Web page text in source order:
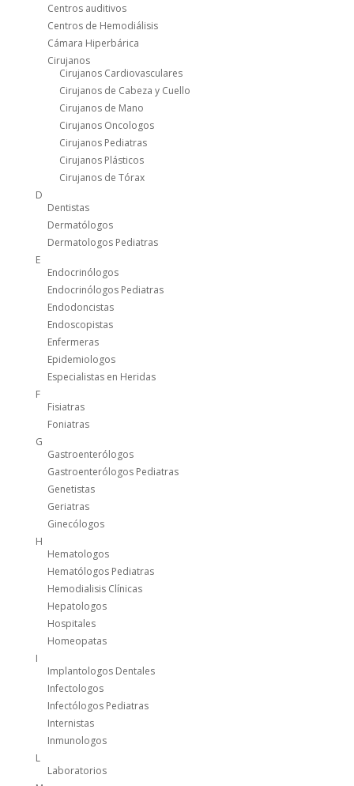
Centros auditivos
Centros de Hemodiálisis
Cámara Hiperbárica
Cirujanos
Cirujanos Cardiovasculares
Cirujanos de Cabeza y Cuello
Cirujanos de Mano
Cirujanos Oncologos
Cirujanos Pediatras
Cirujanos Plásticos
Cirujanos de Tórax
D
Dentistas
Dermatólogos
Dermatologos Pediatras
E
Endocrinólogos
Endocrinólogos Pediatras
Endodoncistas
Endoscopistas
Enfermeras
Epidemiologos
Especialistas en Heridas
F
Fisiatras
Foniatras
G
Gastroenterólogos
Gastroenterólogos Pediatras
Genetistas
Geriatras
Ginecólogos
H
Hematologos
Hematólogos Pediatras
Hemodialisis Clínicas
Hepatologos
Hospitales
Homeopatas
I
Implantologos Dentales
Infectologos
Infectólogos Pediatras
Internistas
Inmunologos
L
Laboratorios